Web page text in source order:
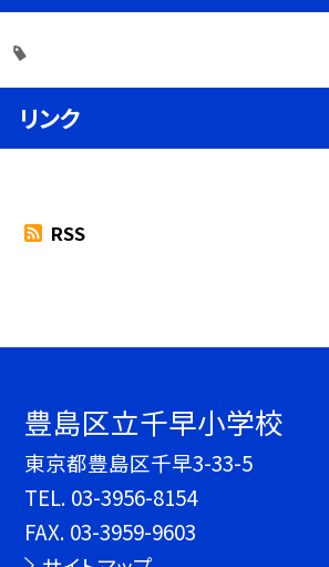
リンク
RSS
豊島区立千早小学校
東京都豊島区千早3-33-5
TEL. 03-3956-8154
FAX. 03-3959-9603